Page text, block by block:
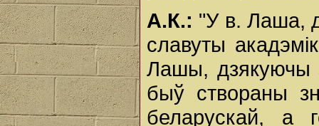
А.К.: "У в. Лаша,
славуты
Лашы, дзякуючы
быў створаны
беларускай, а